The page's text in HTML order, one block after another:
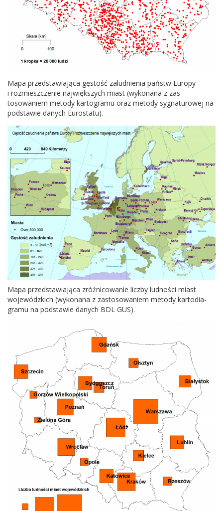
Mapa przed­staw­ia­jąca gęs­tość zalud­nienia państw Europy
i rozmieszcze­nie najwięk­szych miast (wyko­nana z zas­
tosowaniem metody kar­togramu oraz metody syg­natur­owej na
pod­stawie danych Eurostatu).
Mapa przed­staw­ia­jąca zróżni­cow­anie liczby lud­ności miast
wojew­ódz­kich (wyko­nana z zas­tosowaniem metody kar­to­di­a­
gramu na pod­stawie danych BDL GUS).